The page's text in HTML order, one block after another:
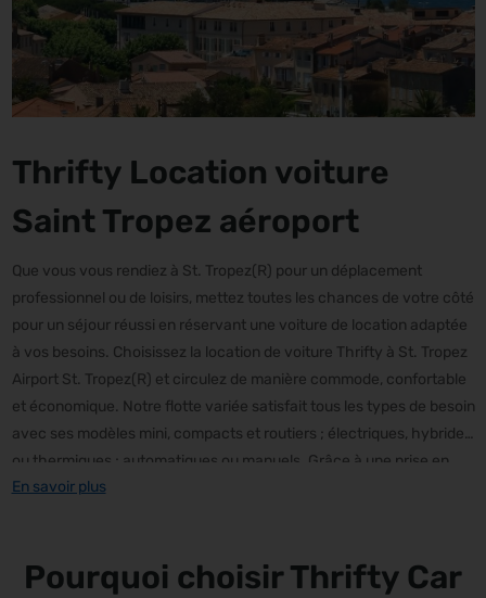
Thrifty Location voiture
Saint Tropez aéroport
Que vous vous rendiez à St. Tropez(R) pour un déplacement
professionnel ou de loisirs, mettez toutes les chances de votre côté
pour un séjour réussi en réservant une voiture de location adaptée
à vos besoins. Choisissez la location de voiture Thrifty à St. Tropez
Airport St. Tropez(R) et circulez de manière commode, confortable
et économique. Notre flotte variée satisfait tous les types de besoin
avec ses modèles mini, compacts et routiers ; électriques, hybrides
ou thermiques ; automatiques ou manuels. Grâce à une prise en
charge et une restitution simples et pratiques à St. Tropez Airport,
En savoir plus
Pourquoi choisir Thrifty Car